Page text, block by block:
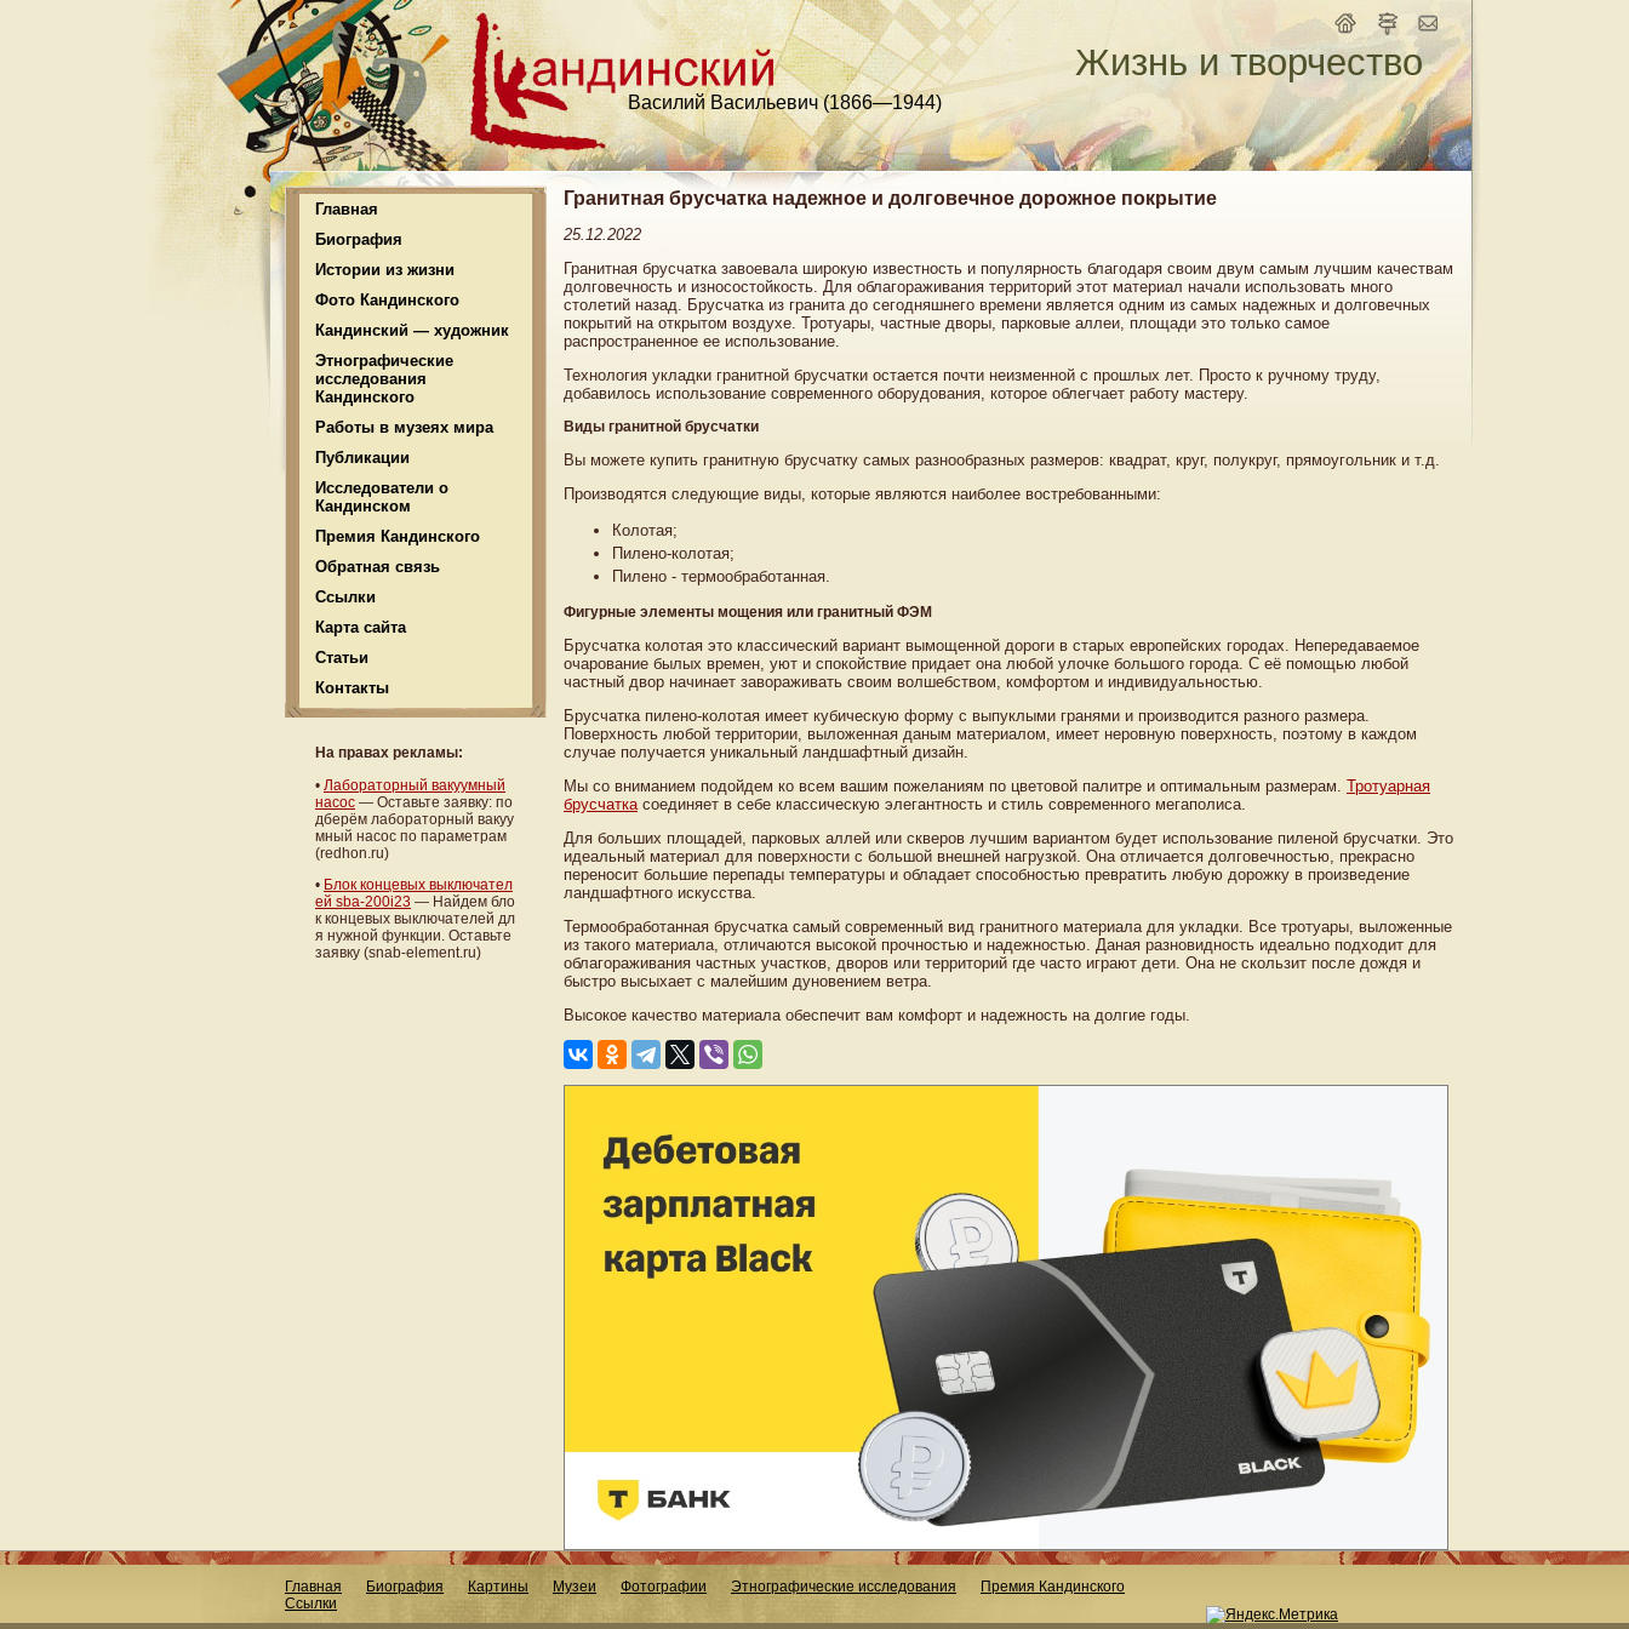
Василий Васильевич (1866—1944)
Жизнь и творчество
Главная
Биография
Истории из жизни
Фото Кандинского
Кандинский — художник
Этнографические
исследования
Кандинского
Работы в музеях мира
Публикации
Исследователи о
Кандинском
Премия Кандинского
Обратная связь
Ссылки
Карта сайта
Статьи
Контакты
На правах рекламы:
• Лабораторный вакуумный
насос — Оставьте заявку: по
дберём лабораторный вакуу
мный насос по параметрам
(redhon.ru)
• Блок концевых выключател
ей sba-200i23 — Найдем бло
к концевых выключателей дл
я нужной функции. Оставьте
заявку (snab-element.ru)
Гранитная брусчатка надежное и долговечное дорожное покрытие
25.12.2022
Гранитная брусчатка завоевала широкую известность и популярность благодаря своим двум самым лучшим качествам
долговечность и износостойкость. Для облагораживания территорий этот материал начали использовать много
столетий назад. Брусчатка из гранита до сегодняшнего времени является одним из самых надежных и долговечных
покрытий на открытом воздухе. Тротуары, частные дворы, парковые аллеи, площади это только самое
распространенное ее использование.
Технология укладки гранитной брусчатки остается почти неизменной с прошлых лет. Просто к ручному труду,
добавилось использование современного оборудования, которое облегчает работу мастеру.
Виды гранитной брусчатки
Вы можете купить гранитную брусчатку самых разнообразных размеров: квадрат, круг, полукруг, прямоугольник и т.д.
Производятся следующие виды, которые являются наиболее востребованными:
Колотая;
Пилено-колотая;
Пилено - термообработанная.
Фигурные элементы мощения или гранитный ФЭМ
Брусчатка колотая это классический вариант вымощенной дороги в старых европейских городах. Непередаваемое
очарование былых времен, уют и спокойствие придает она любой улочке большого города. С её помощью любой
частный двор начинает завораживать своим волшебством, комфортом и индивидуальностью.
Брусчатка пилено-колотая имеет кубическую форму с выпуклыми гранями и производится разного размера.
Поверхность любой территории, выложенная даным материалом, имеет неровную поверхность, поэтому в каждом
случае получается уникальный ландшафтный дизайн.
Мы со вниманием подойдем ко всем вашим пожеланиям по цветовой палитре и оптимальным размерам. Тротуарная
брусчаткасоединяет в себе классическую элегантность и стиль современного мегаполиса.
Для больших площадей, парковых аллей или скверов лучшим вариантом будет использование пиленой брусчатки. Это
идеальный материал для поверхности с большой внешней нагрузкой. Она отличается долговечностью, прекрасно
переносит большие перепады температуры и обладает способностью превратить любую дорожку в произведение
ландшафтного искусства.
Термообработанная брусчатка самый современный вид гранитного материала для укладки. Все тротуары, выложенные
из такого материала, отличаются высокой прочностью и надежностью. Даная разновидность идеально подходит для
облагораживания частных участков, дворов или территорий где часто играют дети. Она не скользит после дождя и
быстро высыхает с малейшим дуновением ветра.
Высокое качество материала обеспечит вам комфорт и надежность на долгие годы.
Главная Биография Картины Музеи Фотографии Этнографические исследования
Премия Кандинского
Ссылки